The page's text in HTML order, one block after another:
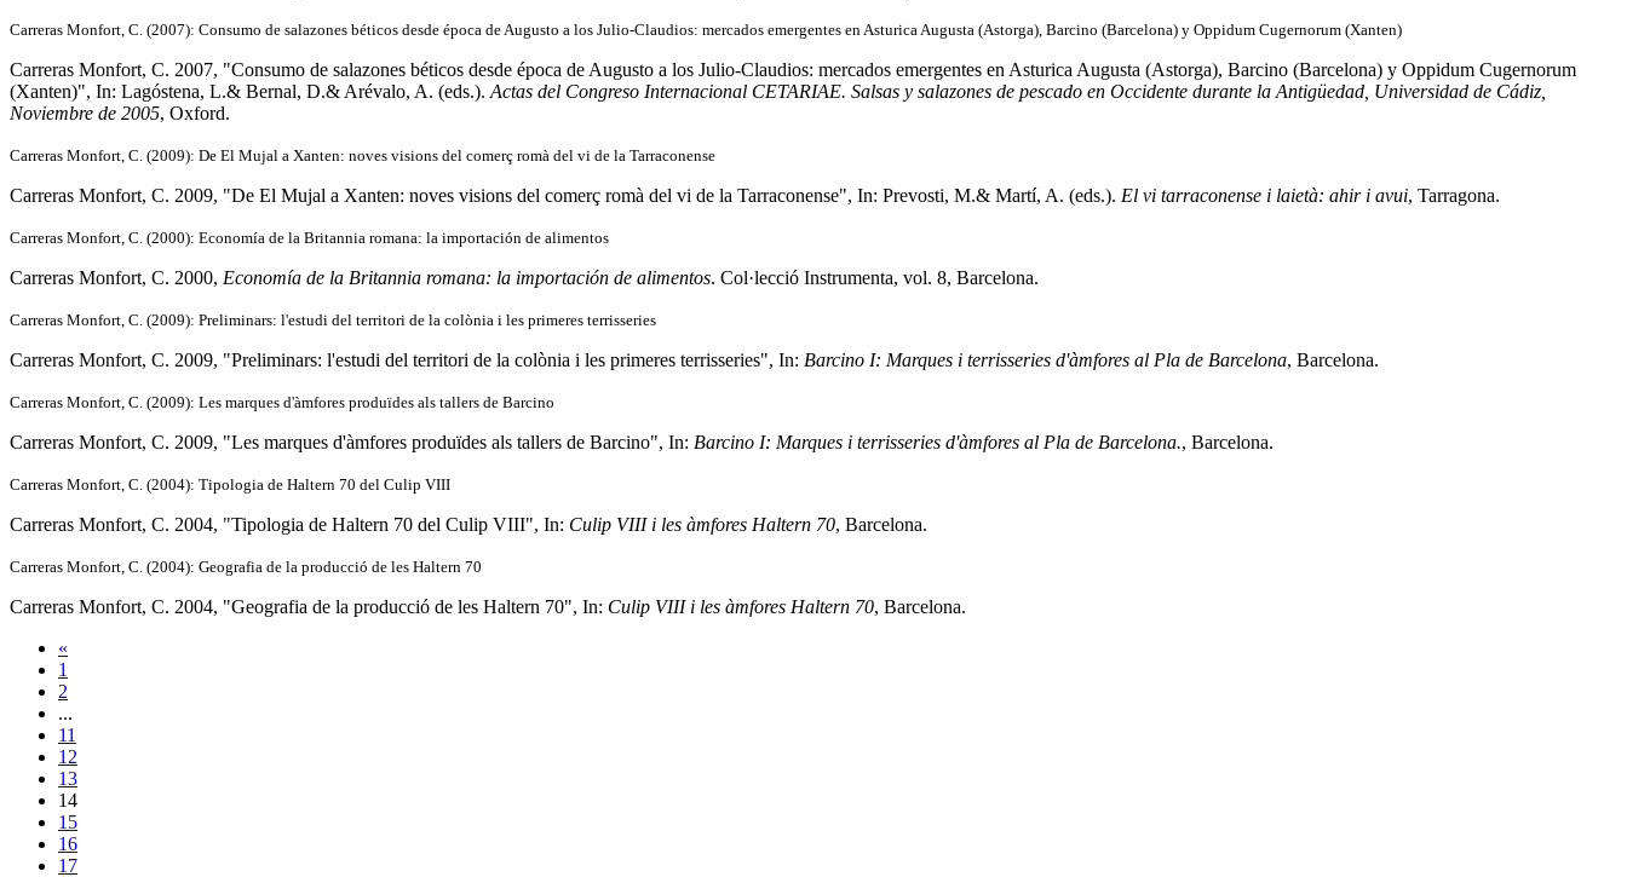
Carreras Monfort, C. (2007): Consumo de salazones béticos desde época de Augusto a los Julio-Claudios: mercados emergentes en Asturica Augusta (Astorga), Barcino (Barcelona) y Oppidum Cugernorum (Xanten)
Carreras Monfort, C. 2007, "Consumo de salazones béticos desde época de Augusto a los Julio-Claudios: mercados emergentes en Asturica Augusta (Astorga), Barcino (Barcelona) y Oppidum Cugernorum
(Xanten)", In: Lagóstena, L.& Bernal, D.& Arévalo, A. (eds.). Actas del Congreso Internacional CETARIAE. Salsas y salazones de pescado en Occidente durante la Antigüedad, Universidad de Cádiz,
Noviembre de 2005, Oxford.
Carreras Monfort, C. (2009): De El Mujal a Xanten: noves visions del comerç romà del vi de la Tarraconense
Carreras Monfort, C. 2009, "De El Mujal a Xanten: noves visions del comerç romà del vi de la Tarraconense", In: Prevosti, M.& Martí, A. (eds.). El vi tarraconense i laietà: ahir i avui, Tarragona.
Carreras Monfort, C. (2000): Economía de la Britannia romana: la importación de alimentos
Carreras Monfort, C. 2000, Economía de la Britannia romana: la importación de alimentos. Col·lecció Instrumenta, vol. 8, Barcelona.
Carreras Monfort, C. (2009): Preliminars: l'estudi del territori de la colònia i les primeres terrisseries
Carreras Monfort, C. 2009, "Preliminars: l'estudi del territori de la colònia i les primeres terrisseries", In: Barcino I: Marques i terrisseries d'àmfores al Pla de Barcelona, Barcelona.
Carreras Monfort, C. (2009): Les marques d'àmfores produïdes als tallers de Barcino
Carreras Monfort, C. 2009, "Les marques d'àmfores produïdes als tallers de Barcino", In: Barcino I: Marques i terrisseries d'àmfores al Pla de Barcelona., Barcelona.
Carreras Monfort, C. (2004): Tipologia de Haltern 70 del Culip VIII
Carreras Monfort, C. 2004, "Tipologia de Haltern 70 del Culip VIII", In: Culip VIII i les àmfores Haltern 70, Barcelona.
Carreras Monfort, C. (2004): Geografia de la producció de les Haltern 70
Carreras Monfort, C. 2004, "Geografia de la producció de les Haltern 70", In: Culip VIII i les àmfores Haltern 70, Barcelona.
«
1
2
...
11
12
13
14
15
16
17